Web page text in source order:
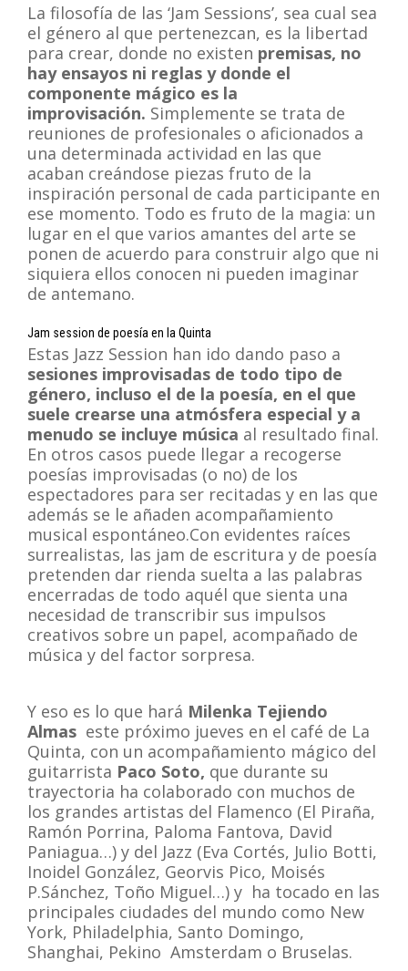
La filosofía de las ‘Jam Sessions’, sea cual sea
el género al que pertenezcan, es la libertad
para crear, donde no existen premisas, no
hay ensayos ni reglas y donde el
componente mágico es la
improvisación. Simplemente se trata de
reuniones de profesionales o aficionados a
una determinada actividad en las que
acaban creándose piezas fruto de la
inspiración personal de cada participante en
ese momento. Todo es fruto de la magia: un
lugar en el que varios amantes del arte se
ponen de acuerdo para construir algo que ni
siquiera ellos conocen ni pueden imaginar
de antemano.
Jam session de poesía en la Quinta
Estas Jazz Session han ido dando paso a
sesiones improvisadas de todo tipo de
género, incluso el de la poesía, en el que
suele crearse una atmósfera especial y a
menudo se incluye música al resultado final.
En otros casos puede llegar a recogerse
poesías improvisadas (o no) de los
espectadores para ser recitadas y en las que
además se le añaden acompañamiento
musical espontáneo.Con evidentes raíces
surrealistas, las jam de escritura y de poesía
pretenden dar rienda suelta a las palabras
encerradas de todo aquél que sienta una
necesidad de transcribir sus impulsos
creativos sobre un papel, acompañado de
música y del factor sorpresa.
Y eso es lo que hará Milenka Tejiendo
Almas este próximo jueves en el café de La
Quinta, con un acompañamiento mágico del
guitarrista Paco Soto, que durante su
trayectoria ha colaborado con muchos de
los grandes artistas del Flamenco (El Piraña,
Ramón Porrina, Paloma Fantova, David
Paniagua…) y del Jazz (Eva Cortés, Julio Botti,
Inoidel González, Georvis Pico, Moisés
P.Sánchez, Toño Miguel…) y ha tocado en las
principales ciudades del mundo como New
York, Philadelphia, Santo Domingo,
Shanghai, Pekino Amsterdam o Bruselas.